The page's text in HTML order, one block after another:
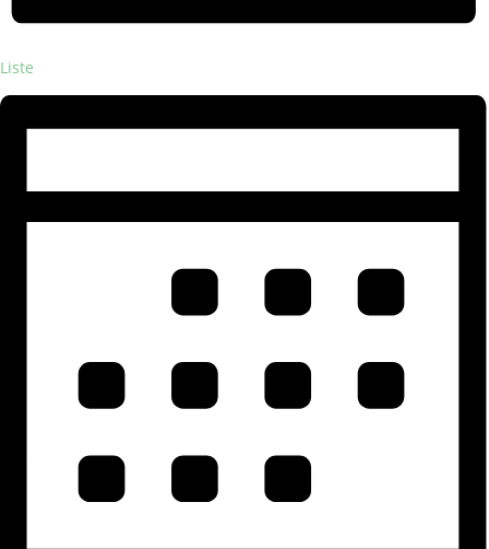
Liste